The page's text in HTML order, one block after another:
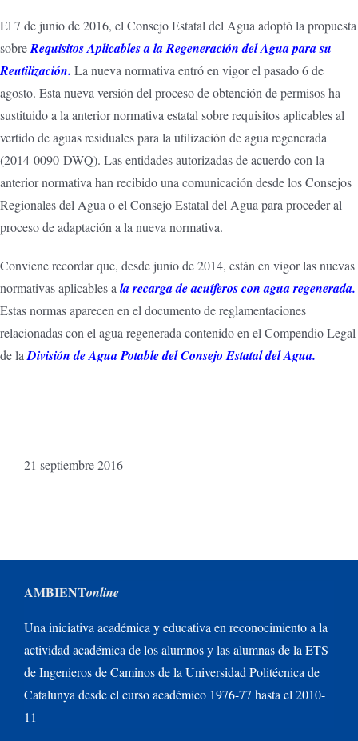
El 7 de junio de 2016, el Consejo Estatal del Agua adoptó la propuesta
sobreRequisitos Aplicables a la Regeneración del Agua para su
Reutilización. La nueva normativa entró en vigor el pasado 6 de
agosto. Esta nueva versión del proceso de obtención de permisos ha
sustituido a la anterior normativa estatal sobre requisitos aplicables al
vertido de aguas residuales para la utilización de agua regenerada
(2014-0090-DWQ). Las entidades autorizadas de acuerdo con la
anterior normativa han recibido una comunicación desde los Consejos
Regionales del Agua o el Consejo Estatal del Agua para proceder al
proceso de adaptación a la nueva normativa.
Conviene recordar que, desde junio de 2014, están en vigor las nuevas
normativas aplicables a la recarga de acuíferos con agua regenerada.
Estas normas aparecen en el documento de reglamentaciones
relacionadas con el agua regenerada contenido en el Compendio Legal
de la División de Agua Potable del Consejo Estatal del Agua.
21 septiembre 2016
AMBIENTonline
Una iniciativa académica y educativa en reconocimiento a la
actividad académica de los alumnos y las alumnas de la ETS
de Ingenieros de Caminos de la Universidad Politécnica de
Catalunya desde el curso académico 1976-77 hasta el 2010-
11